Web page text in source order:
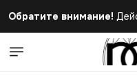
Обратите внимание!